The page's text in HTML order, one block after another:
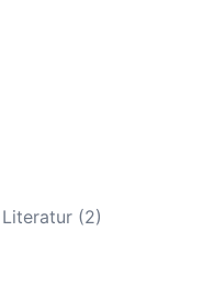
(2)